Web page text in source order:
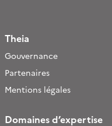
Theia
Gouvernance
Partenaires
Mentions légales
Domaines d’expertise